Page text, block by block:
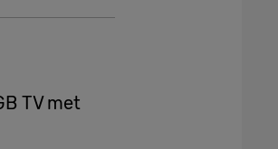
TV met